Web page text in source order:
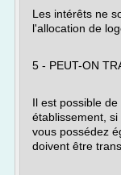
Les intérêts ne
l'allocation de
5 - PEUT-ON
Il est possible
établissement,
vous possédez
doivent être